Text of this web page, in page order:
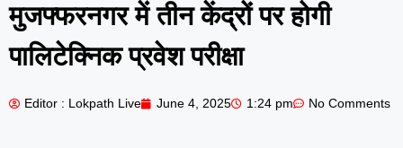
मुजफ्फरनगर में तीन केंद्रों पर होगी
पालिटेक्निक प्रवेश परीक्षा
Editor : Lokpath Live June 4, 2025 1:24 pm No Comments